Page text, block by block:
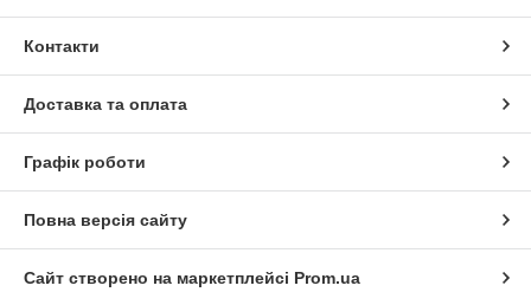
Контакти
Доставка та оплата
Графік роботи
Повна версія сайту
Сайт створено на маркетплейсі Prom.ua